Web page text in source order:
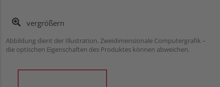
vergrößern
Abbildung dient der Illustration. Zweidimensionale Computergrafik –
die optischen Eigenschaften des Produktes können abweichen.